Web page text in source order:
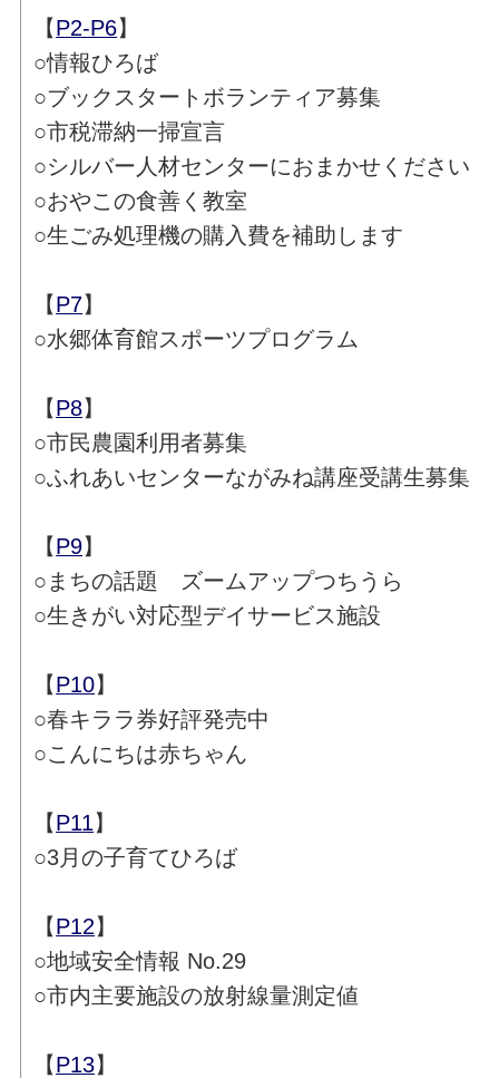
【P2-P6】
○情報ひろば
○ブックスタートボランティア募集
○市税滞納一掃宣言
○シルバー人材センターにおまかせください
○おやこの食善く教室
○生ごみ処理機の購入費を補助します
【P7】
○水郷体育館スポーツプログラム
【P8】
○市民農園利用者募集
○ふれあいセンターながみね講座受講生募集
【P9】
○まちの話題 ズームアップつちうら
○生きがい対応型デイサービス施設
【P10】
○春キララ券好評発売中
○こんにちは赤ちゃん
【P11】
○3月の子育てひろば
【P12】
○地域安全情報 No.29
○市内主要施設の放射線量測定値
【P13】